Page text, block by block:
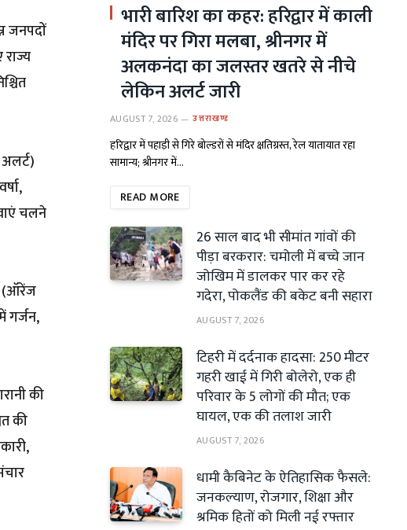
जनपदों
चलने
(ऑरेंज
गर्जन,
की
की
भारी बारिश का कहर: हरिद्वार में काली
मंदिर पर गिरा मलबा, श्रीनगर में
अलकनंदा का जलस्तर खतरे से नीचे
लेकिन अलर्ट जारी
AUGUST 7, 2026 उत्तराखण्ड
हरिद्वार में पहाड़ी से गिरे बोल्डरों से मंदिर क्षतिग्रस्त, रेल यातायात रहा
सामान्य; श्रीनगर में…
READ MORE
26 साल बाद भी सीमांत गांवों की
पीड़ा बरकरार: चमोली में बच्चे जान
जोखिम में डालकर पार कर रहे
गदेरा, पोकलैंड की बकेट बनी सहारा
AUGUST 7, 2026
टिहरी में दर्दनाक हादसा: 250 मीटर
गहरी खाई में गिरी बोलेरो, एक ही
परिवार के 5 लोगों की मौत; एक
घायल, एक की तलाश जारी
AUGUST 7, 2026
धामी कैबिनेट के ऐतिहासिक फैसले:
जनकल्याण, रोजगार, शिक्षा और
श्रमिक हितों को मिली नई रफ्तार